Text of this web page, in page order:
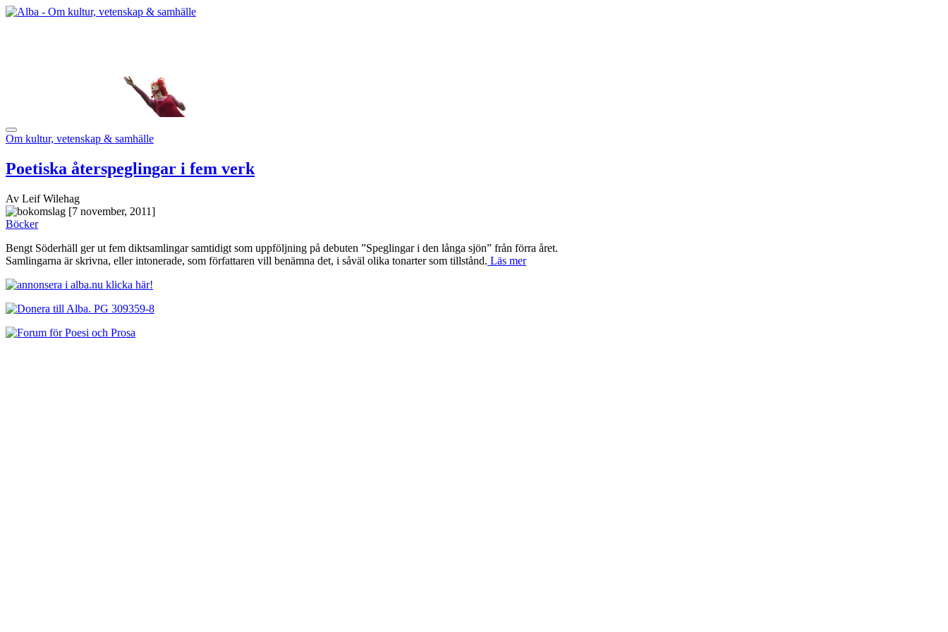
Om kultur, vetenskap & samhälle
Poetiska återspeglingar i fem verk
Av Leif Wilehag
[7 november, 2011]
Böcker
Bengt Söderhäll ger ut fem diktsamlingar samtidigt som uppföljning på debuten ”Speglingar i den långa sjön” från förra året.
Samlingarna är skrivna, eller intonerade, som författaren vill benämna det, i såväl olika tonarter som tillstånd. Läs mer